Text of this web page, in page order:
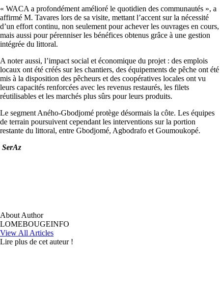
« WACA a profondément amélioré le quotidien des communautés », a
affirmé M. Tavares lors de sa visite, mettant l’accent sur la nécessité
d’un effort continu, non seulement pour achever les ouvrages en cours,
mais aussi pour pérenniser les bénéfices obtenus grâce à une gestion
intégrée du littoral.
A noter aussi, l’impact social et économique du projet : des emplois
locaux ont été créés sur les chantiers, des équipements de pêche ont été
mis à la disposition des pêcheurs et des coopératives locales ont vu
leurs capacités renforcées avec les revenus restaurés, les filets
réutilisables et les marchés plus sûrs pour leurs produits.
Le segment Aného-Gbodjomé protège désormais la côte. Les équipes
de terrain poursuivent cependant les interventions sur la portion
restante du littoral, entre Gbodjomé, Agbodrafo et Goumoukopé.
SerAz
About Author
LOMEBOUGEINFO
View All Articles
Lire plus de cet auteur !